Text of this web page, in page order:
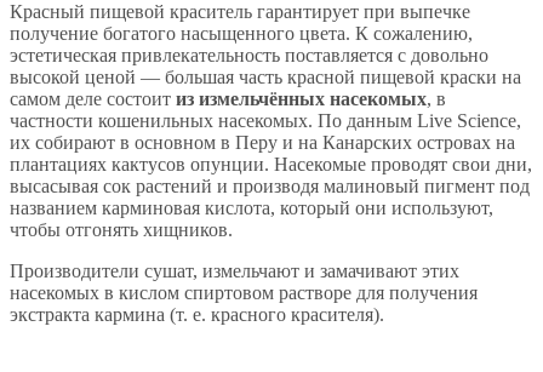
Красный пищевой краситель гарантирует при выпечке
получение богатого насыщенного цвета. К сожалению,
эстетическая привлекательность поставляется с довольно
высокой ценой — большая часть красной пищевой краски на
самом деле состоит из измельчённых насекомых, в
частности кошенильных насекомых. По данным Live Science,
их собирают в основном в Перу и на Канарских островах на
плантациях кактусов опунции. Насекомые проводят свои дни,
высасывая сок растений и производя малиновый пигмент под
названием карминовая кислота, который они используют,
чтобы отгонять хищников.
Производители сушат, измельчают и замачивают этих
насекомых в кислом спиртовом растворе для получения
экстракта кармина (т. е. красного красителя).